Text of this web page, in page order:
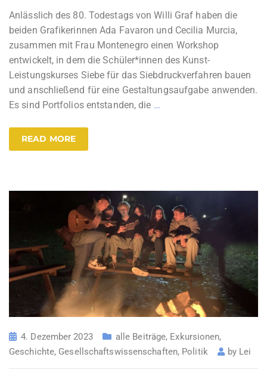
Anlässlich des 80. Todestags von Willi Graf haben die
beiden Grafikerinnen Ada Favaron und Cecilia Murcia,
zusammen mit Frau Montenegro einen Workshop
entwickelt, in dem die Schüler*innen des Kunst-
Leistungskurses Siebe für das Siebdruckverfahren bauen
und anschließend für eine Gestaltungsaufgabe anwenden.
Es sind Portfolios entstanden, die …
READ MORE
4. Dezember 2023 alle Beiträge, Exkursionen,
Geschichte, Gesellschaftswissenschaften, Politik by Lei